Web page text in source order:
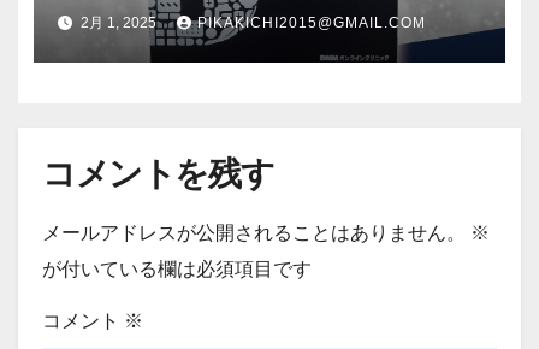
2月 1, 2025 PIKAKICHI2015@GMAIL.COM
コメントを残す
メールアドレスが公開されることはありません。
※
が付いている欄は必須項目です
コメント ※